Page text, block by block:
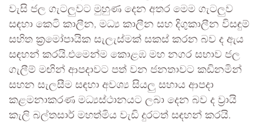
වැසි ජල ගැටලුවට මුහුණ දෙන අතර මෙම ගැටලුව
සඳහා කෙටි කාලීන, මධ්‍ය කාලීන සහ දිගුකාලීන විසඳුම්
සහිත ක්‍රමෝපායික සැලැස්මක් සකස් කරන බව ද ඇය
සඳහන් කරයි.එමෙන්ම කොළඹ මහ නගර සභාව ජල
ගැලීම් මඟින් ආපදාවට පත් වන ජනතාවට කඩිනමින්
සහන සැලසීම සඳහා අවශ්‍ය සියලු සහාය ආපදා
කළමනාකරණ මධ්‍යස්ථානයට ලබා දෙන බව ද ව්‍රායි
කැලි බල්තසාර් මහත්මිය වැඩි දුරටත් සඳහන් කරයි.